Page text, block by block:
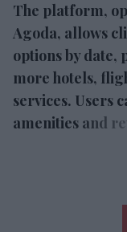
The platform,
Agoda, allows
options by date,
more hotels,
services. Users
amenities and